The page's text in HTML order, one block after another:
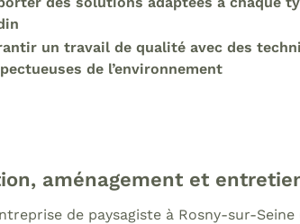
un travail de qualité avec des
de l’environnement
aménagement et
de paysagiste à Rosny-sur-